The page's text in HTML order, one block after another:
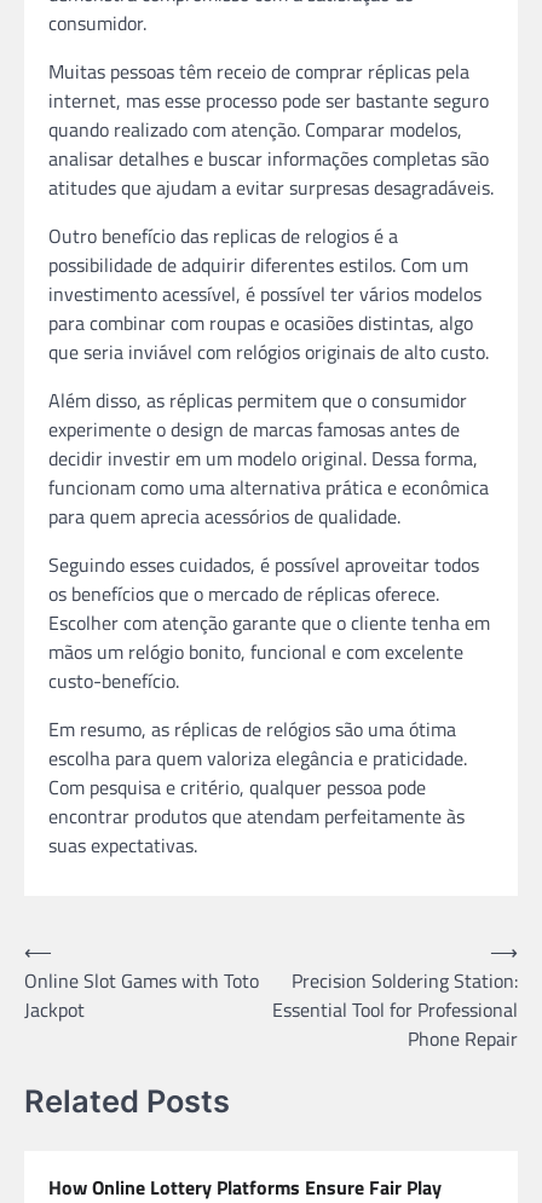
consumidor.
Muitas pessoas têm receio de comprar réplicas pela
internet, mas esse processo pode ser bastante seguro
quando realizado com atenção. Comparar modelos,
analisar detalhes e buscar informações completas são
atitudes que ajudam a evitar surpresas desagradáveis.
Outro benefício das replicas de relogios é a
possibilidade de adquirir diferentes estilos. Com um
investimento acessível, é possível ter vários modelos
para combinar com roupas e ocasiões distintas, algo
que seria inviável com relógios originais de alto custo.
Além disso, as réplicas permitem que o consumidor
experimente o design de marcas famosas antes de
decidir investir em um modelo original. Dessa forma,
funcionam como uma alternativa prática e econômica
para quem aprecia acessórios de qualidade.
Seguindo esses cuidados, é possível aproveitar todos
os benefícios que o mercado de réplicas oferece.
Escolher com atenção garante que o cliente tenha em
mãos um relógio bonito, funcional e com excelente
custo-benefício.
Em resumo, as réplicas de relógios são uma ótima
escolha para quem valoriza elegância e praticidade.
Com pesquisa e critério, qualquer pessoa pode
encontrar produtos que atendam perfeitamente às
suas expectativas.
Post
navigation
⟵
Online Slot Games with Toto
Jackpot
Precision Soldering Station:
Essential Tool for Professional
Phone Repair
⟶
Related Posts
How Online Lottery Platforms Ensure Fair Play